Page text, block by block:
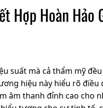
Hợp Hoàn Hảo
suất mà cả thẩm mỹ
hiệu này hiểu rõ
âm thanh đỉnh cao cho